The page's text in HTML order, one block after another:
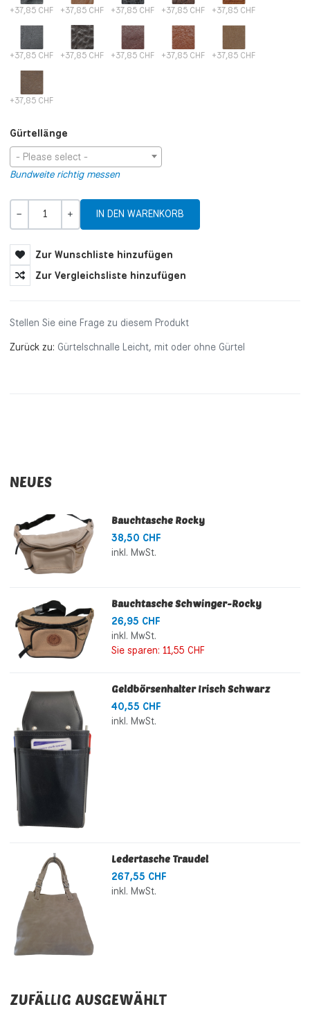
+37,85 CHF +37,85 CHF +37,85 CHF +37,85 CHF +37,85 CHF
+37,85 CHF +37,85 CHF +37,85 CHF +37,85 CHF +37,85 CHF
+37,85 CHF
Gürtellänge
- Please select -
Bundweite richtig messen
Zur Wunschliste hinzufügen
Zur Vergleichsliste hinzufügen
Stellen Sie eine Frage zu diesem Produkt
Zurück zu: Gürtelschnalle Leicht, mit oder ohne Gürtel
NEUES
Bauchtasche Rocky
38,50 CHF
inkl. MwSt.
Bauchtasche Schwinger-Rocky
26,95 CHF
inkl. MwSt.
Sie sparen: 11,55 CHF
Geldbörsenhalter Irisch Schwarz
40,55 CHF
inkl. MwSt.
Ledertasche Traudel
267,55 CHF
inkl. MwSt.
ZUFÄLLIG AUSGEWÄHLT